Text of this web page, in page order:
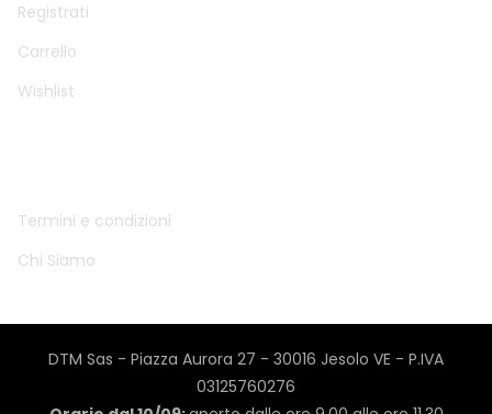
Registrati
Carrello
Wishlist
Termini e condizioni
Chi Siamo
DTM Sas - Piazza Aurora 27 - 30016 Jesolo VE - P.IVA
03125760276